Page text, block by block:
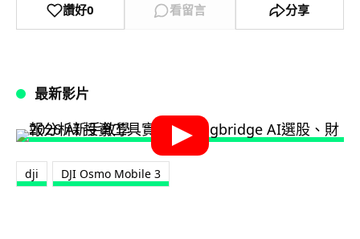
讚好0 看留言 分享
最新影片
dji DJI Osmo Mobile 3